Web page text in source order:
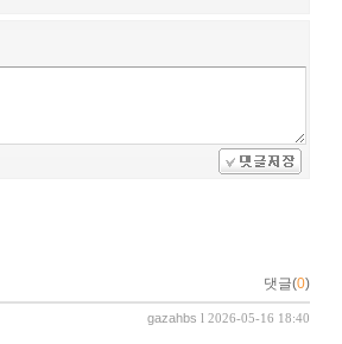
댓글(0)
gazahbs l 2026-05-16 18:40